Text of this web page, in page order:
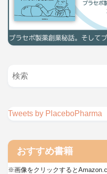
Tweets by PlaceboPharma
おすすめ書籍
※画像をクリックすると